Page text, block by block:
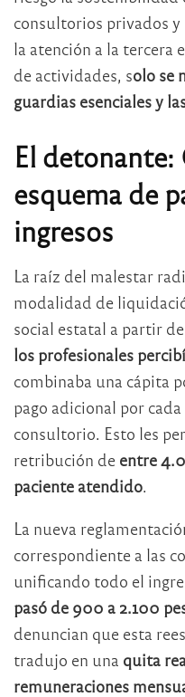
consultorios privados
la atención a la tercera
de actividades, solo se
guardias esenciales y
El detonante:
esquema de
ingresos
La raíz del malestar
modalidad de
social estatal a partir
los profesionales
combinaba una cápita
pago adicional por
consultorio. Esto les
retribución de entre
paciente atendido.
La nueva
correspondiente a las
unificando todo el
pasó de 900 a 2.100
denuncian que esta
tradujo en una quita
remuneraciones